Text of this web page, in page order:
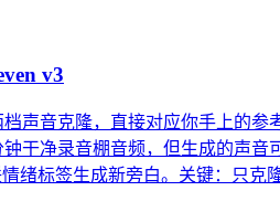
v3
档声音克隆，直接对应你手上的
钟干净录音棚音频，但生成的声
绪标签生成新旁白。关键：只克